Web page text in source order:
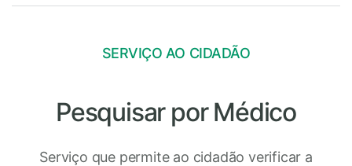
SERVIÇO AO CIDADÃO
Pesquisar por Médico
Serviço que permite ao cidadão verificar a